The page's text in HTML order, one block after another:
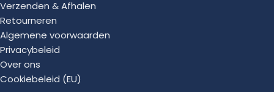
Verzenden & Afhalen
Retourneren
Algemene voorwaarden
Privacybeleid
Over ons
Cookiebeleid (EU)